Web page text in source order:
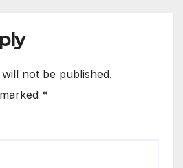
not be published.
*